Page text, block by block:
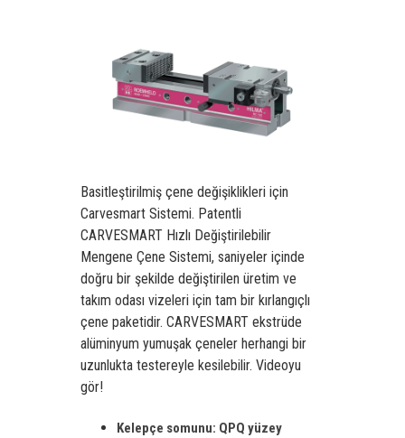
Basitleştirilmiş çene değişiklikleri için
Carvesmart Sistemi. Patentli
CARVESMART Hızlı Değiştirilebilir
Mengene Çene Sistemi, saniyeler içinde
doğru bir şekilde değiştirilen üretim ve
takım odası vizeleri için tam bir kırlangıçlı
çene paketidir. CARVESMART ekstrüde
alüminyum yumuşak çeneler herhangi bir
uzunlukta testereyle kesilebilir. Videoyu
gör!
Kelepçe somunu: QPQ yüzey